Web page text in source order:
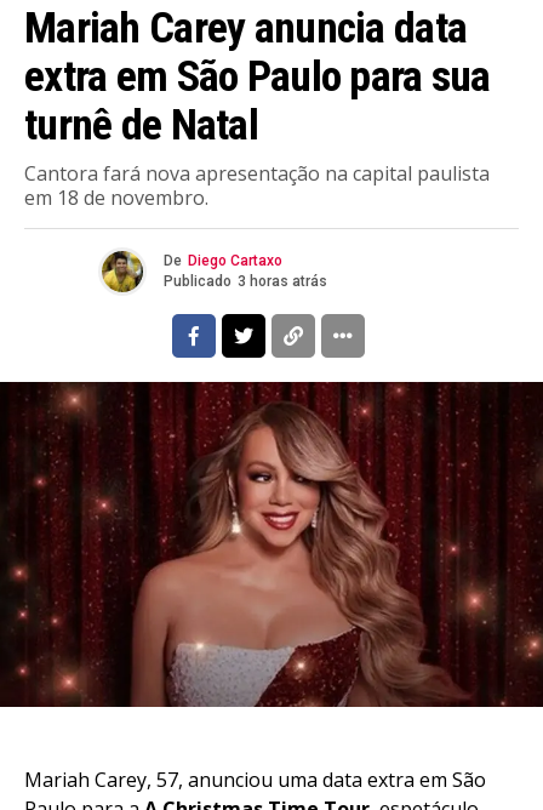
Mariah Carey anuncia data
extra em São Paulo para sua
turnê de Natal
Cantora fará nova apresentação na capital paulista
em 18 de novembro.
De Diego Cartaxo
Publicado 3 horas atrás
Mariah Carey, 57, anunciou uma data extra em São